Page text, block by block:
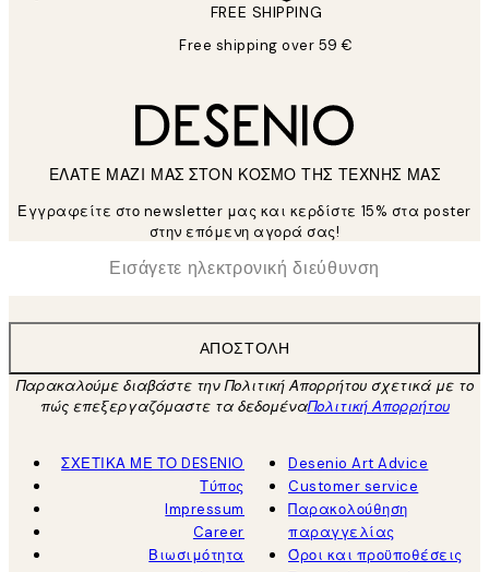
FREE SHIPPING
Free shipping over 59 €
ΕΛΑΤΕ ΜΑΖΙ ΜΑΣ ΣΤΟΝ ΚΟΣΜΟ ΤΗΣ ΤΕΧΝΗΣ ΜΑΣ
Εγγραφείτε στο newsletter μας και κερδίστε 15% στα poster
στην επόμενη αγορά σας!
Ηλεκτρονική Διεύθυνση
ΑΠΟΣΤΟΛΉ
Παρακαλούμε διαβάστε την Πολιτική Απορρήτου σχετικά με το
πώς επεξεργαζόμαστε τα δεδομέναΠολιτική Απορρήτου
ΣΧΕΤΙΚΑ ΜΕ ΤΟ DESENIO
Τύπος
Impressum
Career
Βιωσιμότητα
Desenio Art Advice
Customer service
Παρακολούθηση
παραγγελίας
Όροι και προϋποθέσεις